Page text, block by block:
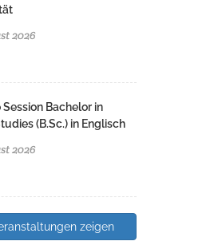
2026
Bachelor in
(B.Sc.) in Englisch
2026
zeigen